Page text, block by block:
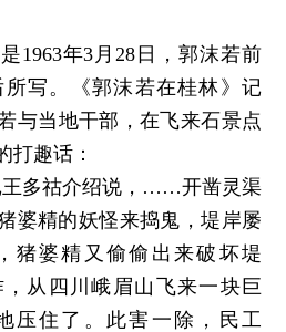
1963年3月28日，郭沫若前
写。《郭沫若在桂林》记
与当地干部，在飞来石景点
打趣话：
王多祜介绍说，……开凿灵渠
精的妖怪来捣鬼，堤岸屡
猪婆精又偷偷出来破坏堤
从四川峨眉山飞来一块巨
压住了。此害一除，民工